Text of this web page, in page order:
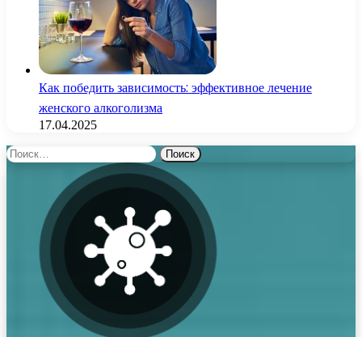
Как победить зависимость: эффективное лечение
женского алкоголизма
17.04.2025
Найти: